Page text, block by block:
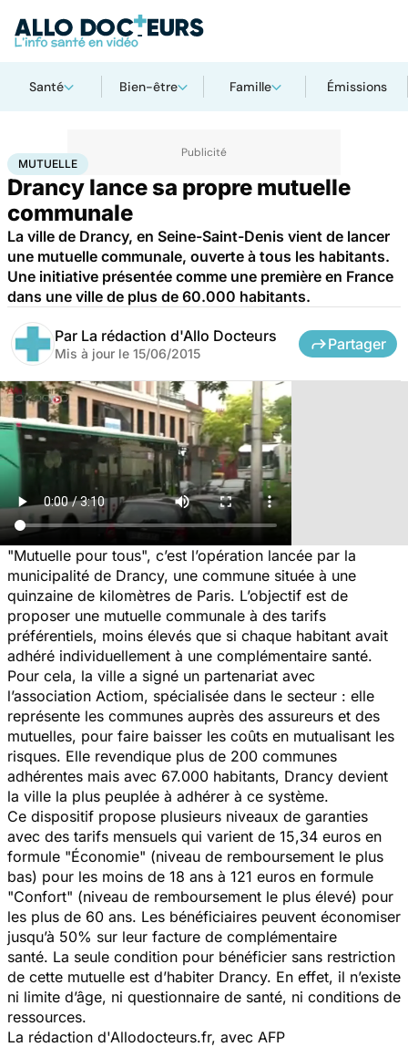
Santé Bien-être Famille Émissions
AccueilSanté Mutuelle
MUTUELLE
Drancy lance sa propre mutuelle
communale
La ville de Drancy, en Seine-Saint-Denis vient de lancer
une mutuelle communale, ouverte à tous les habitants.
Une initiative présentée comme une première en France
dans une ville de plus de 60.000 habitants.
Par La rédaction d'Allo Docteurs
Mis à jour le 15/06/2015
Partager
"Mutuelle pour tous", c’est l’opération lancée par la
municipalité de Drancy, une commune située à une
quinzaine de kilomètres de Paris. L’objectif est de
proposer une mutuelle communale à des tarifs
préférentiels, moins élevés que si chaque habitant avait
adhéré individuellement à une complémentaire santé.
Pour cela, la ville a signé un partenariat avec
l’association Actiom, spécialisée dans le secteur : elle
représente les communes auprès des assureurs et des
mutuelles, pour faire baisser les coûts en mutualisant les
risques. Elle revendique plus de 200 communes
adhérentes mais avec 67.000 habitants, Drancy devient
la ville la plus peuplée à adhérer à ce système.
Ce dispositif propose plusieurs niveaux de garanties
avec des tarifs mensuels qui varient de 15,34 euros en
formule "Économie" (niveau de remboursement le plus
bas) pour les moins de 18 ans à 121 euros en formule
"Confort" (niveau de remboursement le plus élevé) pour
les plus de 60 ans. Les bénéficiaires peuvent économiser
jusqu’à 50% sur leur facture de complémentaire
santé. La seule condition pour bénéficier sans restriction
de cette mutuelle est d’habiter Drancy. En effet, il n’existe
ni limite d’âge, ni questionnaire de santé, ni conditions de
ressources.
La rédaction d'Allodocteurs.fr, avec AFP